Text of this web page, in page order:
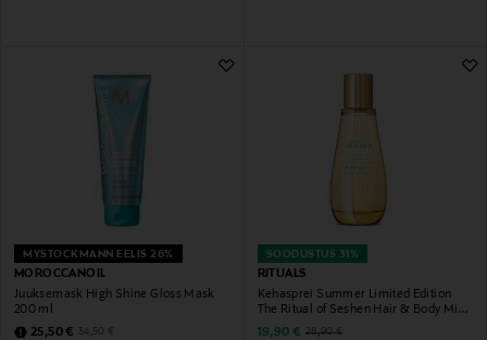
MYSTOCKMANN EELIS 26%
MOROCCANOIL
Juuksemask High Shine Gloss Mask
200 ml
Discounted Price
25,50 € Original Price
34,50 €
SOODUSTUS 31%
RITUALS
Kehasprei Summer Limited Edition
The Ritual of Seshen Hair & Body Mist
, 100 ml
Discounted Price
19,90 € Original Price
28,90 €